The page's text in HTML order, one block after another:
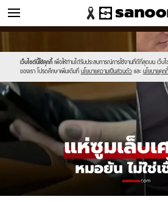
ข่าว
เว็บไซต์นี้ใช้คุกกี้ เพื่อให้ท่านได้รับประสบการณ์การใช้งานที่ดีที่สุดบน เว็บไ
ของเรา โปรดศึกษาเพิ่มเติมที่ นโยบายความเป็นส่วนตัว และ นโยบายคุกกี้
new-
sanook.png
//s.isanook.com/ns/0/ud/1977/9889722/
thumbna.jpg